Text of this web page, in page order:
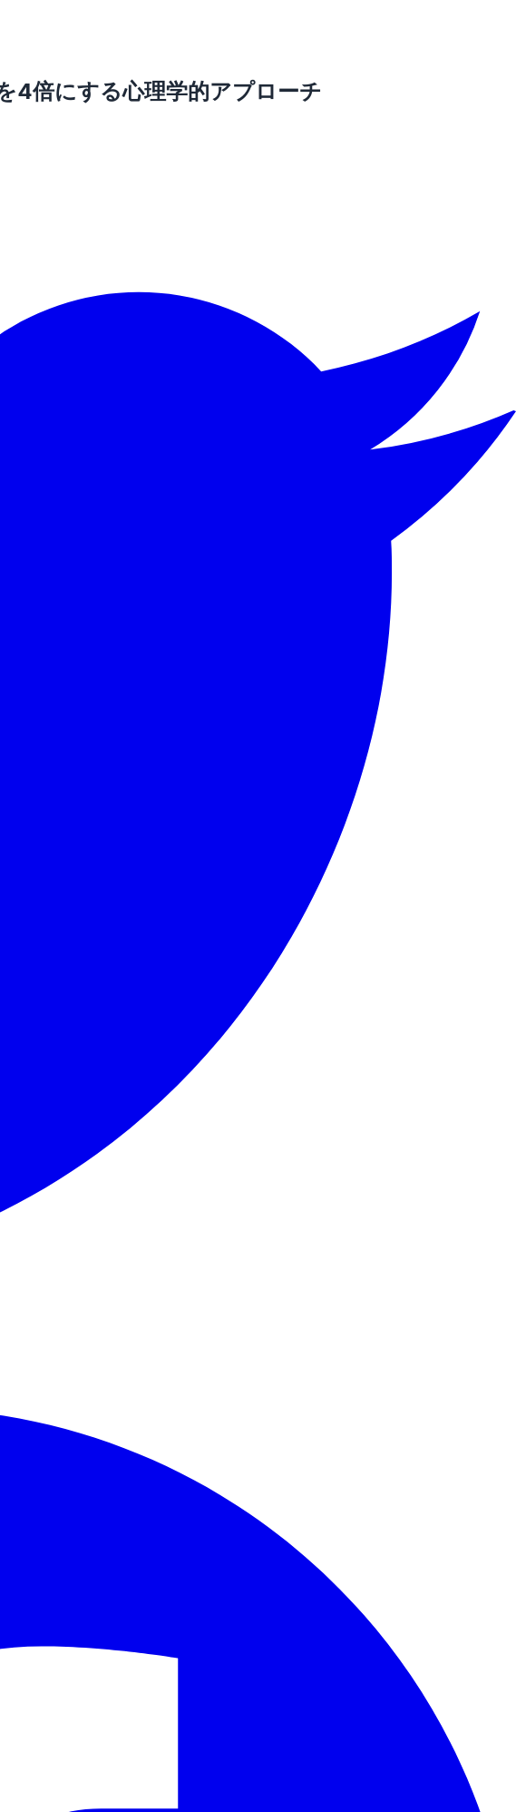
4倍にする心理学的アプローチ